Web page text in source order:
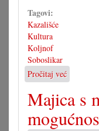
Tagovi:
Kazališće
Kultura
Koljnof
Soboslikar
Pročitaj već
Igrokaz
u
Koljnofu
Majica s